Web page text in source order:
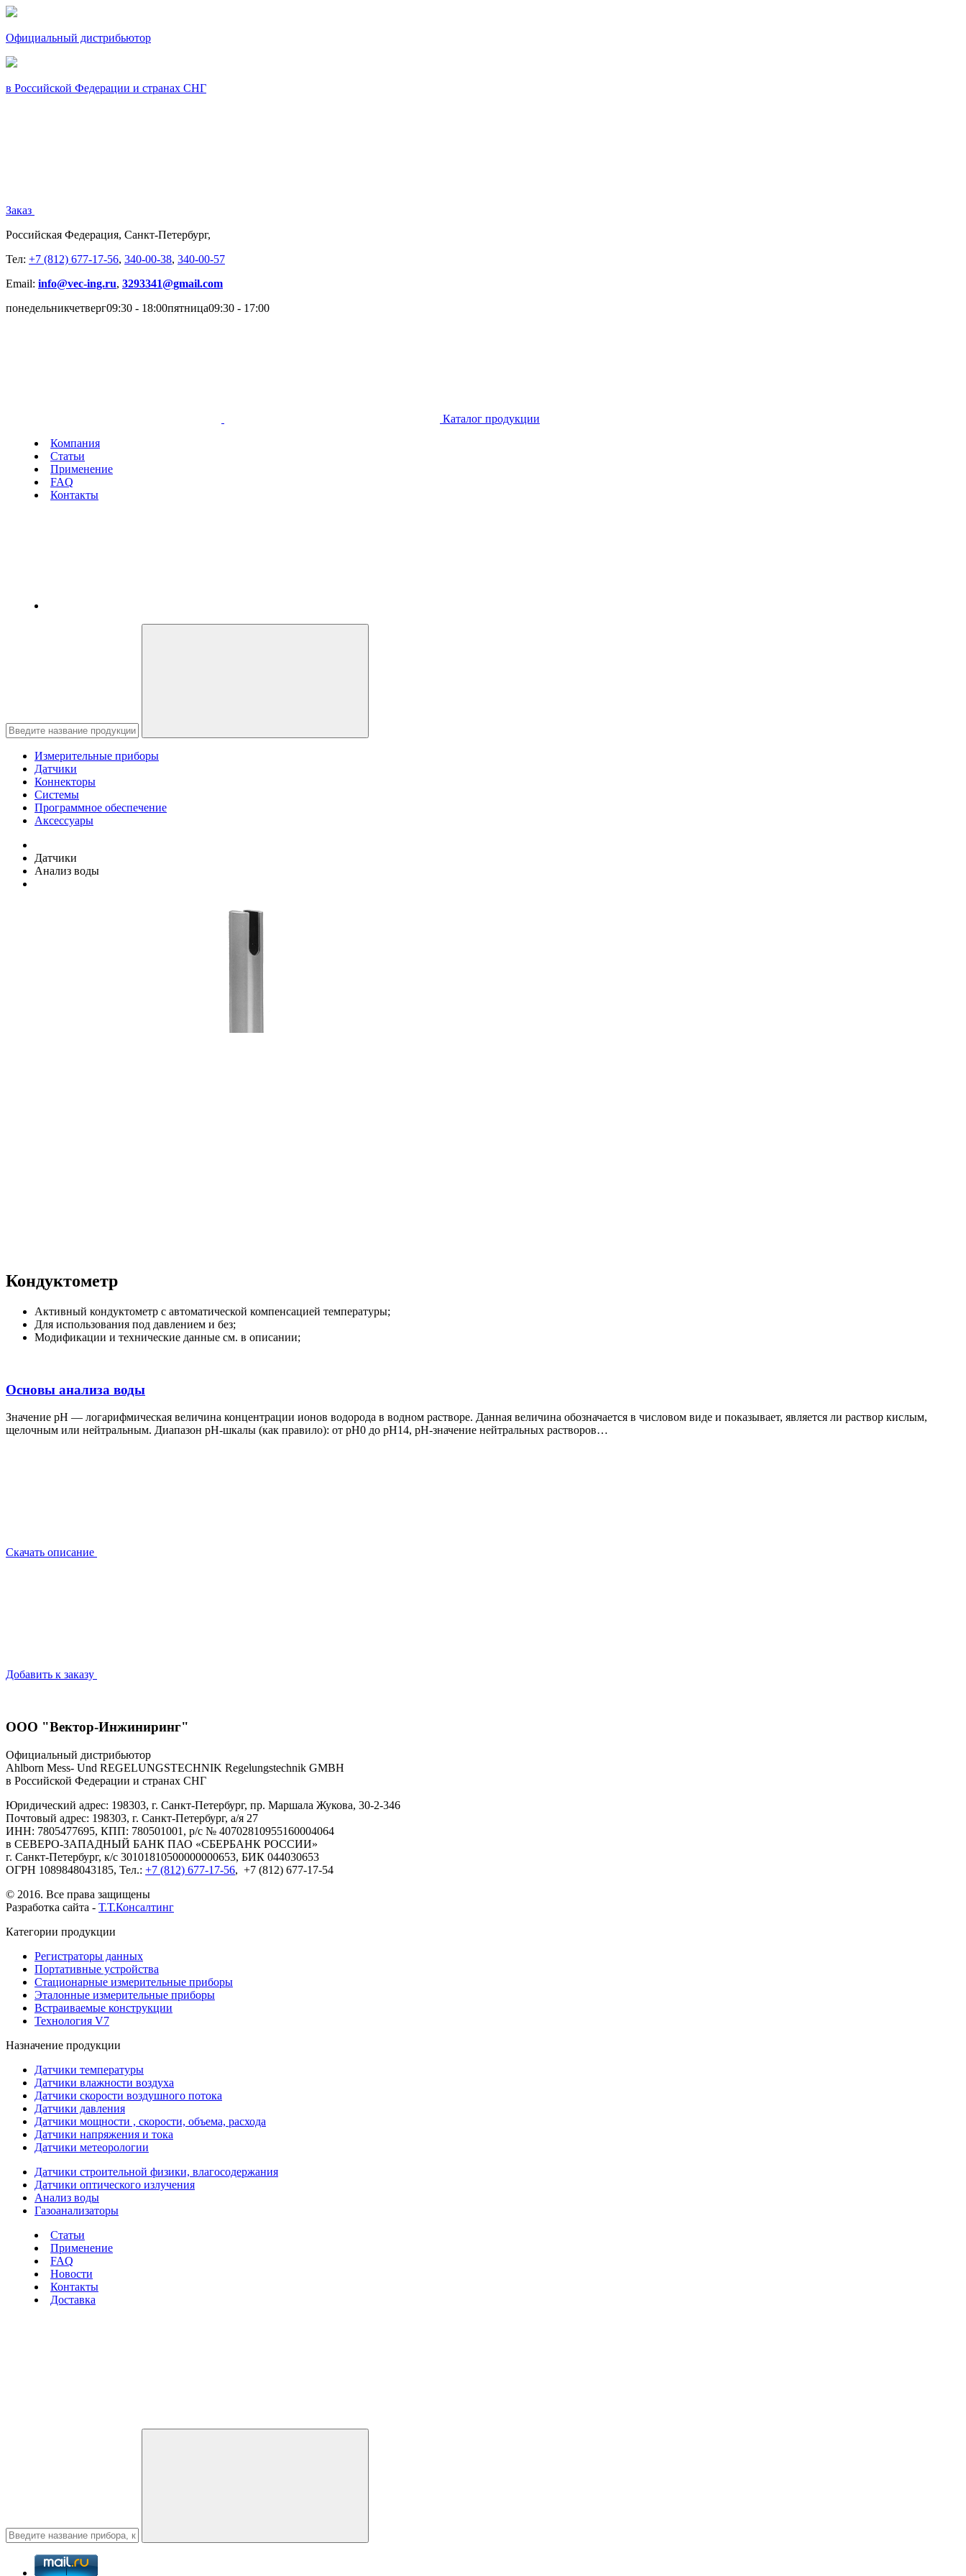
Официальный дистрибьютор
в Российской Федерации и странах СНГ
Заказ
Российская Федерация, Санкт-Петербург,
Тел: +7 (812) 677-17-56, 340-00-38, 340-00-57
Email: info@vec-ing.ru, 3293341@gmail.com
понедельникчетверг09:30 - 18:00пятница09:30 - 17:00
Каталог продукции
Компания
Статьи
Применение
FAQ
Контакты
Измерительные приборы
Датчики
Коннекторы
Системы
Программное обеспечение
Аксессуары
Датчики
Анализ воды
Кондуктометр
Активный кондуктометр с автоматической компенсацией температуры;
Для использования под давлением и без;
Модификации и технические данные см. в описании;
Основы анализа воды
Значение pH — логарифмическая величина концентрации ионов водорода в водном растворе. Данная величина обозначается в числовом виде и показывает, является ли раствор кислым,
щелочным или нейтральным. Диапазон pH-шкалы (как правило): от pH0 до pH14, pH-значение нейтральных растворов…
Скачать описание
Добавить к заказу
ООО "Вектор-Инжиниринг"
Официальный дистрибьютор
Ahlborn Mess- Und REGELUNGSTECHNIK Regelungstechnik GMBH
в Российской Федерации и странах СНГ
Юридический адрес: 198303, г. Санкт-Петербург, пр. Маршала Жукова, 30-2-346
Почтовый адрес: 198303, г. Санкт-Петербург, а/я 27
ИНН: 7805477695, КПП: 780501001, р/с № 40702810955160004064
в СЕВЕРО-ЗАПАДНЫЙ БАНК ПАО «СБЕРБАНК РОССИИ»
г. Санкт-Петербург, к/с 30101810500000000653, БИК 044030653
ОГРН 1089848043185, Тел.: +7 (812) 677-17-56, +7 (812) 677-17-54
© 2016. Все права защищены
Разработка сайта - Т.Т.Консалтинг
Категории продукции
Регистраторы данных
Портативные устройства
Стационарные измерительные приборы
Эталонные измерительные приборы
Встраиваемые конструкции
Технология V7
Назначение продукции
Датчики температуры
Датчики влажности воздуха
Датчики скорости воздушного потока
Датчики давления
Датчики мощности , скорости, объема, расхода
Датчики напряжения и тока
Датчики метеорологии
Датчики строительной физики, влагосодержания
Датчики оптического излучения
Анализ воды
Газоанализаторы
Статьи
Применение
FAQ
Новости
Контакты
Доставка